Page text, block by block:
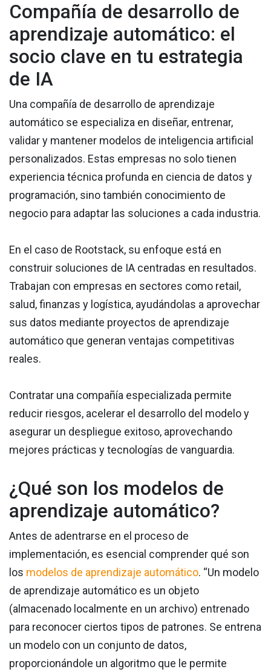
Compañía de desarrollo de
aprendizaje automático: el
socio clave en tu estrategia
de IA
Una compañía de desarrollo de aprendizaje
automático se especializa en diseñar, entrenar,
validar y mantener modelos de inteligencia artificial
personalizados. Estas empresas no solo tienen
experiencia técnica profunda en ciencia de datos y
programación, sino también conocimiento de
negocio para adaptar las soluciones a cada industria.
En el caso de Rootstack, su enfoque está en
construir soluciones de IA centradas en resultados.
Trabajan con empresas en sectores como retail,
salud, finanzas y logística, ayudándolas a aprovechar
sus datos mediante proyectos de aprendizaje
automático que generan ventajas competitivas
reales.
Contratar una compañía especializada permite
reducir riesgos, acelerar el desarrollo del modelo y
asegurar un despliegue exitoso, aprovechando
mejores prácticas y tecnologías de vanguardia.
¿Qué son los modelos de
aprendizaje automático?
Antes de adentrarse en el proceso de
implementación, es esencial comprender qué son
los modelos de aprendizaje automático. “Un modelo
de aprendizaje automático es un objeto
(almacenado localmente en un archivo) entrenado
para reconocer ciertos tipos de patrones. Se entrena
un modelo con un conjunto de datos,
proporcionándole un algoritmo que le permite